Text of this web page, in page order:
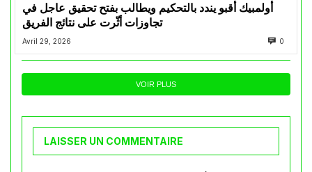
أولمبيك أقبو يندد بالتحكيم ويطالب بفتح تحقيق عاجل في
تجاوزات أثّرت على نتائج الفريق
Avril 29, 2026 0
VOIR PLUS
LAISSER UN COMMENTAIRE